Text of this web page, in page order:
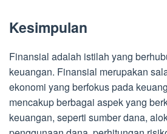
Kesimpulan
Finansial adalah istilah yang
keuangan. Finansial merupakan
ekonomi yang berfokus pada
mencakup berbagai aspek yang
keuangan, seperti sumber dana,